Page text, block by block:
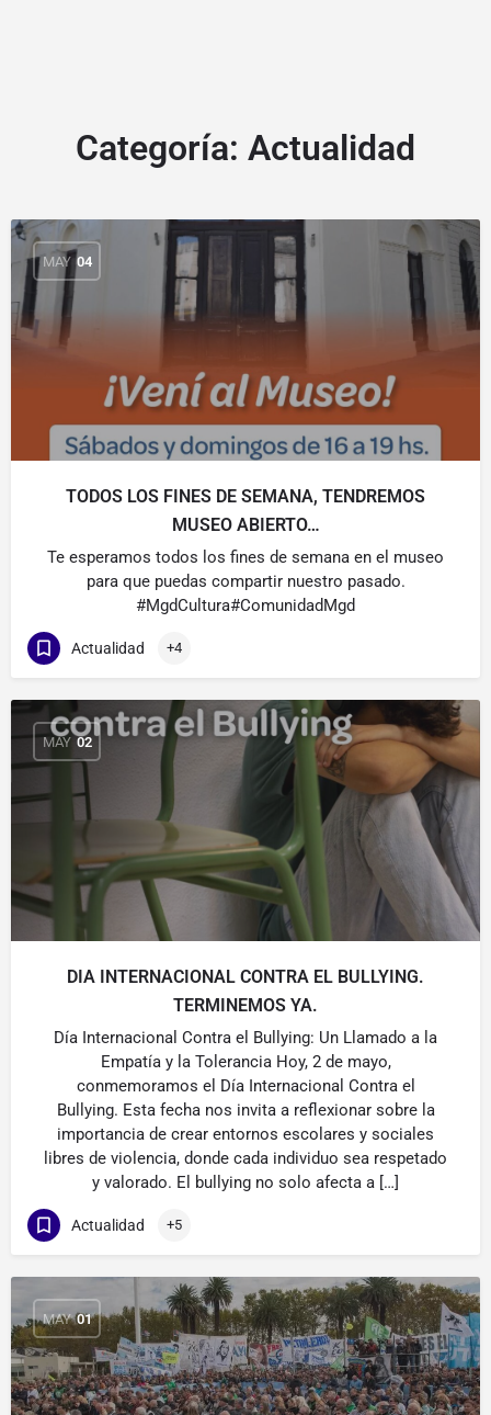
Categoría: Actualidad
MAY 04
TODOS LOS FINES DE SEMANA, TENDREMOS
MUSEO ABIERTO…
Te esperamos todos los fines de semana en el museo
para que puedas compartir nuestro pasado.
#MgdCultura#ComunidadMgd
Actualidad +4
MAY 02
DIA INTERNACIONAL CONTRA EL BULLYING.
TERMINEMOS YA.
Día Internacional Contra el Bullying: Un Llamado a la
Empatía y la Tolerancia Hoy, 2 de mayo,
conmemoramos el Día Internacional Contra el
Bullying. Esta fecha nos invita a reflexionar sobre la
importancia de crear entornos escolares y sociales
libres de violencia, donde cada individuo sea respetado
y valorado. El bullying no solo afecta a […]
Actualidad +5
MAY 01